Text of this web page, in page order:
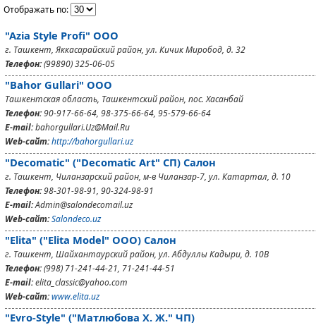
Отображать по:
"Azia Style Profi" OOO
г. Ташкент, Яккасарайский район, ул. Кичик Миробод, д. 32
Телефон:(99890) 325-06-05
"Bahor Gullari" ООО
Ташкентская область, Ташкентский район, пос. Хасанбай
Телефон:90-917-66-64, 98-375-66-64, 95-579-66-64
E-mail:bahorgullari.Uz@Mail.Ru
Web-сайт:http://bahorgullari.uz
"Decomatic" ("Decomatic Art" СП) Салон
г. Ташкент, Чиланзарский район, м-в Чиланзар-7, ул. Катартал, д. 10
Телефон:98-301-98-91, 90-324-98-91
E-mail:Admin@salondecomail.uz
Web-сайт:Salondeco.uz
"Elita" ("Elita Model" OOO) Салон
г. Ташкент, Шайхантаурский район, ул. Абдуллы Кадыри, д. 10В
Телефон:(998) 71-241-44-21, 71-241-44-51
E-mail:elita_classic@yahoo.com
Web-сайт:www.elita.uz
"Evro-Style" ("Матлюбова Х. Ж." ЧП)